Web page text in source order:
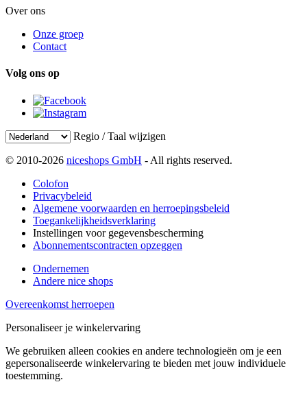
Over ons
Onze groep
Contact
Volg ons op
Regio / Taal wijzigen
© 2010-2026 niceshops GmbH - All rights reserved.
Colofon
Privacybeleid
Algemene voorwaarden en herroepingsbeleid
Toegankelijkheidsverklaring
Instellingen voor gegevensbescherming
Abonnementscontracten opzeggen
Ondernemen
Andere nice shops
Overeenkomst herroepen
Personaliseer je winkelervaring
We gebruiken alleen cookies en andere technologieën om je een
gepersonaliseerde winkelervaring te bieden met jouw individuele
toestemming.